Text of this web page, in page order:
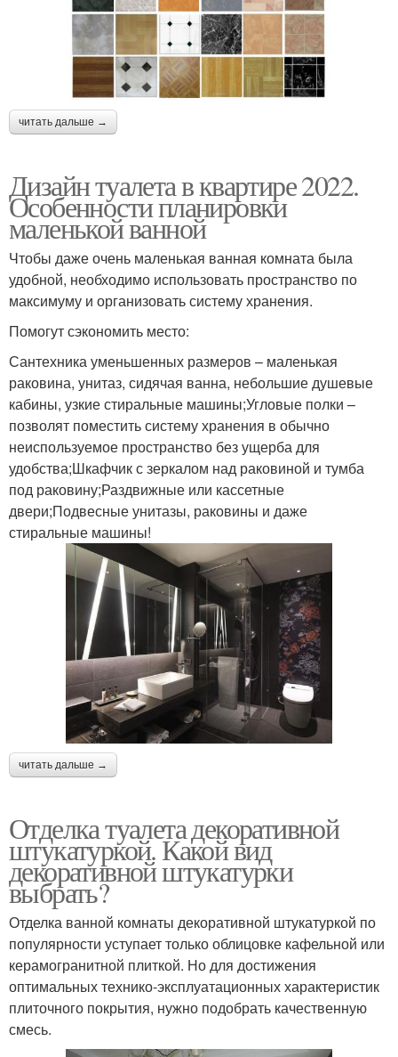
читать дальше →
Дизайн туалета в квартире 2022.
Особенности планировки
маленькой ванной
Чтобы даже очень маленькая ванная комната была
удобной, необходимо использовать пространство по
максимуму и организовать систему хранения.
Помогут сэкономить место:
Сантехника уменьшенных размеров – маленькая
раковина, унитаз, сидячая ванна, небольшие душевые
кабины, узкие стиральные машины;Угловые полки –
позволят поместить систему хранения в обычно
неиспользуемое пространство без ущерба для
удобства;Шкафчик с зеркалом над раковиной и тумба
под раковину;Раздвижные или кассетные
двери;Подвесные унитазы, раковины и даже
стиральные машины!
читать дальше →
Отделка туалета декоративной
штукатуркой. Какой вид
декоративной штукатурки
выбрать?
Отделка ванной комнаты декоративной штукатуркой по
популярности уступает только облицовке кафельной или
керамогранитной плиткой. Но для достижения
оптимальных технико-эксплуатационных характеристик
плиточного покрытия, нужно подобрать качественную
смесь.